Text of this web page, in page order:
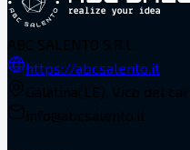
https://abcsalento.it